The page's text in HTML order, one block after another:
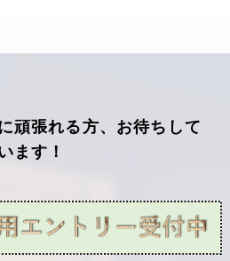
頑張れる方、お待ちして
ます！